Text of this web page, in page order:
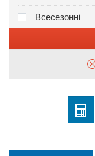
Всесезонні